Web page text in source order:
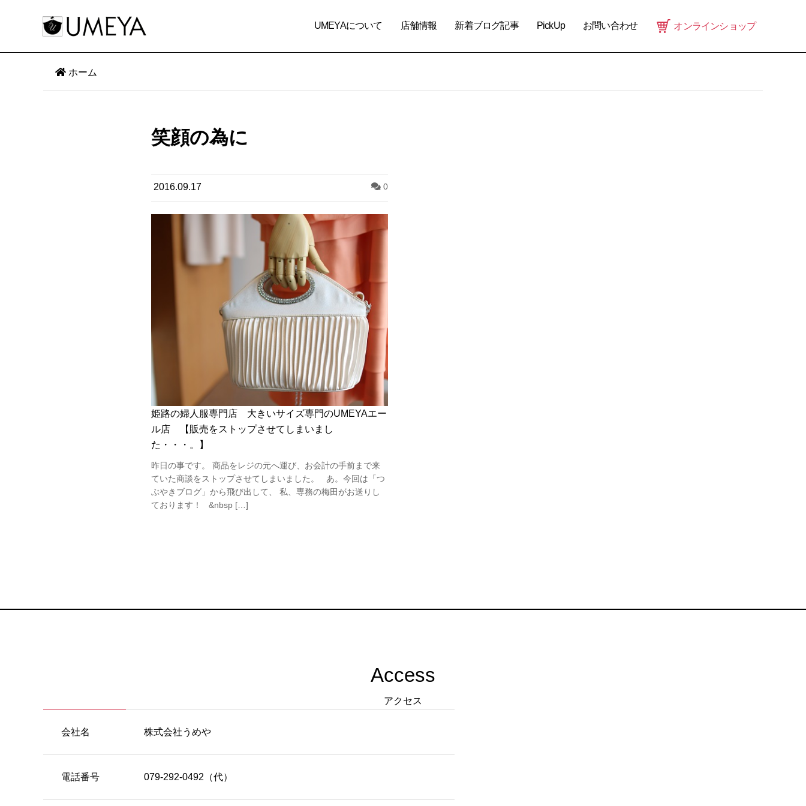
UMEYAについて 店舗情報 新着ブログ記事 PickUp お問い合わせ オンラインショップ
ホーム
笑顔の為に
2016.09.17 0
姫路の婦人服専門店 大きいサイズ専門のUMEYAエー
ル店 【販売をストップさせてしまいまし
た・・・。】
昨日の事です。 商品をレジの元へ運び、お会計の手前まで来
ていた商談をストップさせてしまいました。 あ。今回は「つ
ぶやきブログ」から飛び出して、 私、専務の梅田がお送りし
ております！ &nbsp […]
Access
アクセス
会社名 株式会社うめや
電話番号 079-292-0492（代）